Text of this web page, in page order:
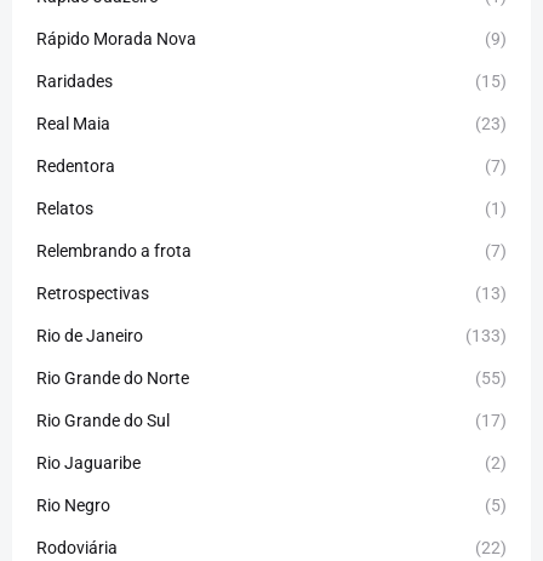
Rápido Morada Nova (9)
Raridades (15)
Real Maia (23)
Redentora (7)
Relatos (1)
Relembrando a frota (7)
Retrospectivas (13)
Rio de Janeiro (133)
Rio Grande do Norte (55)
Rio Grande do Sul (17)
Rio Jaguaribe (2)
Rio Negro (5)
Rodoviária (22)